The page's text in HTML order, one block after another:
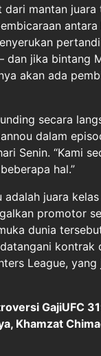
dari mantan juara
dan jika bintang
akan ada
secara
dalam
Senin. “Kami
hal.”
adalah juara
promotor
dunia
kontrak
League, yang
GajiUFC
Khamzat